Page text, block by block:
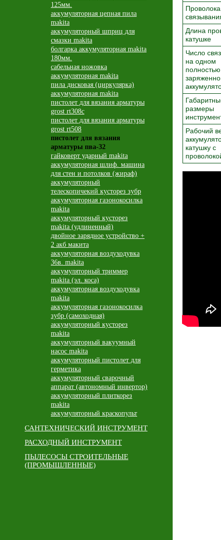
125мм.
аккумуляторная цепная пила
makita
аккумуляторный шприц для
смазки makita
болгарка аккумуляторная makita
180мм.
сабельная ножовка
аккумуляторная makita
пила дисковая (циркулярка)
аккумуляторная makita
пистолет для вязания арматуры
grost rt308c
пистолет для вязания арматуры
grost rt508
пистолет для вязания
арматуры пва-32
гайковерт ударный makita
аккумуляторная шлиф. машина
для стен и потолков (жираф)
аккумуляторный
телескопичекий кусторез зубр
аккумуляторная газонокосилка
makita
аккумуляторный кусторез
makita (удлиненный)
двойное зарядное устройство +
2 акб макита
аккумуляторная воздуходувка
36в. makita
аккумуляторный триммер
makita (эл. коса)
аккумуляторная воздуходувка
makita
аккумуляторная газонокосилка
зубр (самоходная)
аккумуляторный кусторез
makita
аккумуляторный вакуумный
насос makita
аккумуляторный пистолет для
герметика
аккумуляторный сварочный
аппарат (автономный инвертор)
аккумуляторный плиткорез
makita
аккумуляторный краскопульт
САНТЕХНИЧЕСКИЙ ИНСТРУМЕНТ
РАСХОДНЫЙ ИНСТРУМЕНТ
ПЫЛЕСОСЫ СТРОИТЕЛЬНЫЕ
(ПРОМЫШЛЕННЫЕ)
Длина
катушке
Число
на одном
полностью
размеры
Рабочий
катушку с